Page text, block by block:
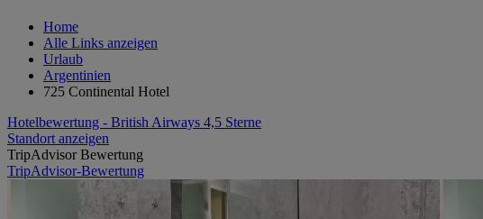
Home
Alle Links anzeigen
Urlaub
Argentinien
725 Continental Hotel
Hotelbewertung - British Airways 4,5 Sterne
Standort anzeigen
TripAdvisor Bewertung
TripAdvisor-Bewertung